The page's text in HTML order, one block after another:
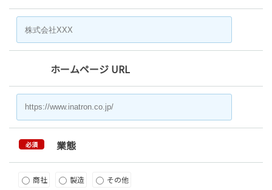
ホームページ URL
必須 業態
商社 製造 その他